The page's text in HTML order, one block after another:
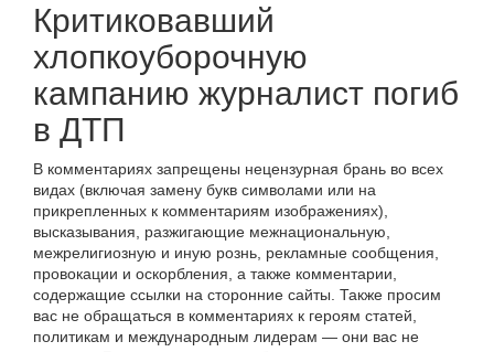
Критиковавший
хлопкоуборочную
кампанию журналист погиб
в ДТП
В комментариях запрещены нецензурная брань во всех
видах (включая замену букв символами или на
прикрепленных к комментариям изображениях),
высказывания, разжигающие межнациональную,
межрелигиозную и иную рознь, рекламные сообщения,
провокации и оскорбления, а также комментарии,
содержащие ссылки на сторонние сайты. Также просим
вас не обращаться в комментариях к героям статей,
политикам и международным лидерам — они вас не